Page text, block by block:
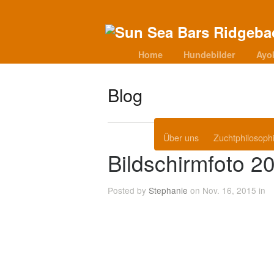
Home Hundebilder
Über uns
Blog
Bildschirmfoto
Posted by Stephanie on Nov. 16, 2015 in